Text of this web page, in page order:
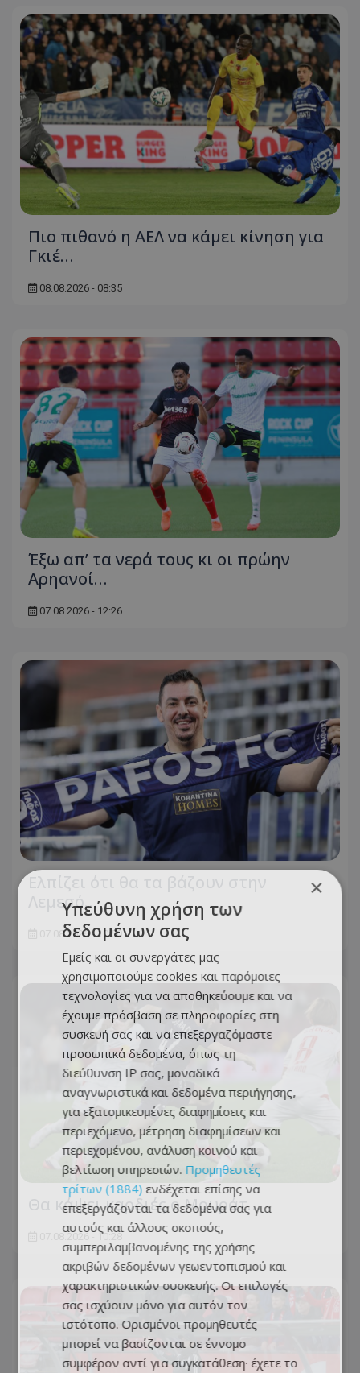
Πιο πιθανό η ΑΕΛ να κάμει κίνηση για
Γκιέ…
08.08.2026 - 08:35
Έξω απ’ τα νερά τους κι οι πρώην
Αρηανοί…
07.08.2026 - 12:26
Λεμεσό…
07.08.2026 - 10:50
Θα κάψει καρδιές ο Μουράτ…
07.08.2026 - 10:28
×
Υπεύθυνη χρήση των
δεδομένων σας
Εμείς και οι συνεργάτες μας
χρησιμοποιούμε cookies και παρόμοιες
τεχνολογίες για να αποθηκεύουμε και να
έχουμε πρόσβαση σε πληροφορίες στη
συσκευή σας και να επεξεργαζόμαστε
προσωπικά δεδομένα, όπως τη
διεύθυνση IP σας, μοναδικά
αναγνωριστικά και δεδομένα περιήγησης,
για εξατομικευμένες διαφημίσεις και
περιεχόμενο, μέτρηση διαφημίσεων και
περιεχομένου, ανάλυση κοινού και
βελτίωση υπηρεσιών. Προμηθευτές
τρίτων (1884) ενδέχεται επίσης να
επεξεργάζονται τα δεδομένα σας για
αυτούς και άλλους σκοπούς,
συμπεριλαμβανομένης της χρήσης
ακριβών δεδομένων γεωεντοπισμού και
χαρακτηριστικών συσκευής. Οι επιλογές
σας ισχύουν μόνο για αυτόν τον
ιστότοπο. Ορισμένοι προμηθευτές
μπορεί να βασίζονται σε έννομο
συμφέρον αντί για συγκατάθεση· έχετε το